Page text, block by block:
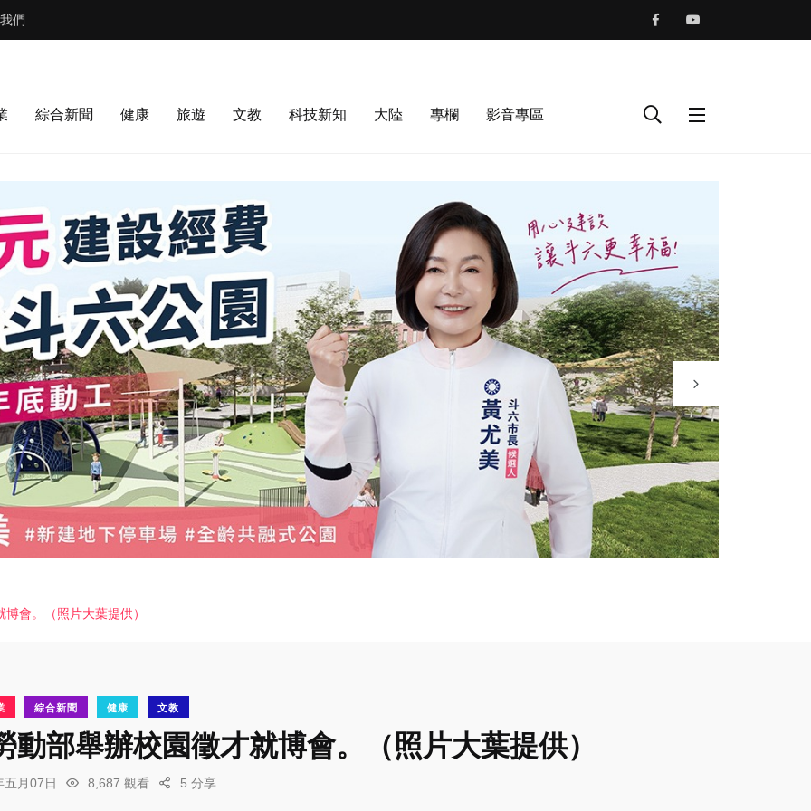
們
綜合新聞 健康 旅遊 文教 科技新知 大陸 專欄 影音專區
會。（照片大葉提供）
綜合新聞 健康 文教
動部舉辦校園徵才就博會。（照片大葉提供）
五月07日 8,687 觀看 5 分享